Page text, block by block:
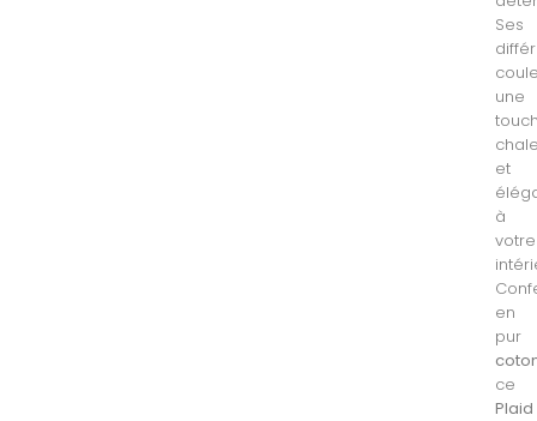
Ses
une
et
à
votre
en
pur
ce
Plaid